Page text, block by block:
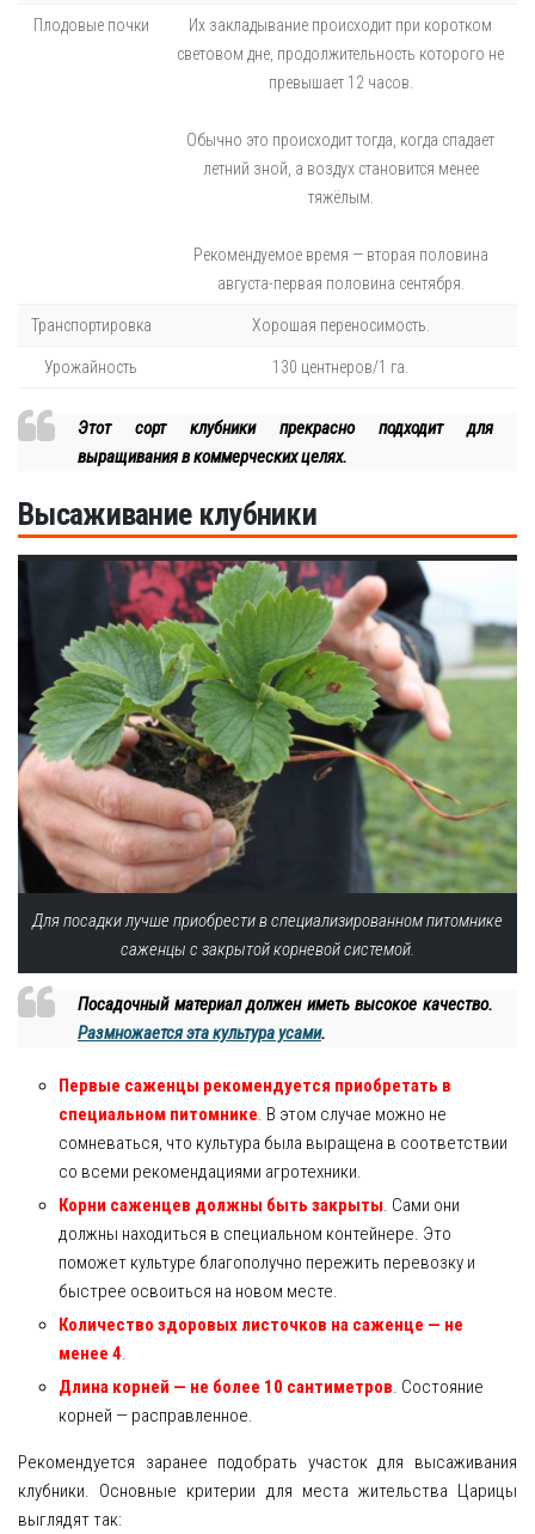
Плодовые почки
Их закладывание происходит при коротком
световом дне, продолжительность которого не
превышает 12 часов.
Обычно это происходит тогда, когда спадает
летний зной, а воздух становится менее
тяжёлым.
Рекомендуемое время — вторая половина
августа-первая половина сентября.
Транспортировка Хорошая переносимость.
Урожайность 130 центнеров/1 га.
Этот сорт клубники прекрасно подходит для
выращивания в коммерческих целях.
Высаживание клубники
Для посадки лучше приобрести в специализированном питомнике
саженцы с закрытой корневой системой.
Посадочный материал должен иметь высокое качество.
Размножается эта культура усами.
Первые саженцы рекомендуется приобретать в
специальном питомнике. В этом случае можно не
сомневаться, что культура была выращена в соответствии
со всеми рекомендациями агротехники.
Корни саженцев должны быть закрыты. Сами они
должны находиться в специальном контейнере. Это
поможет культуре благополучно пережить перевозку и
быстрее освоиться на новом месте.
Количество здоровых листочков на саженце — не
менее 4.
Длина корней — не более 10 сантиметров . Состояние
корней — расправленное.
Рекомендуется заранее подобрать участок для высаживания
клубники. Основные критерии для места жительства Царицы
выглядят так: